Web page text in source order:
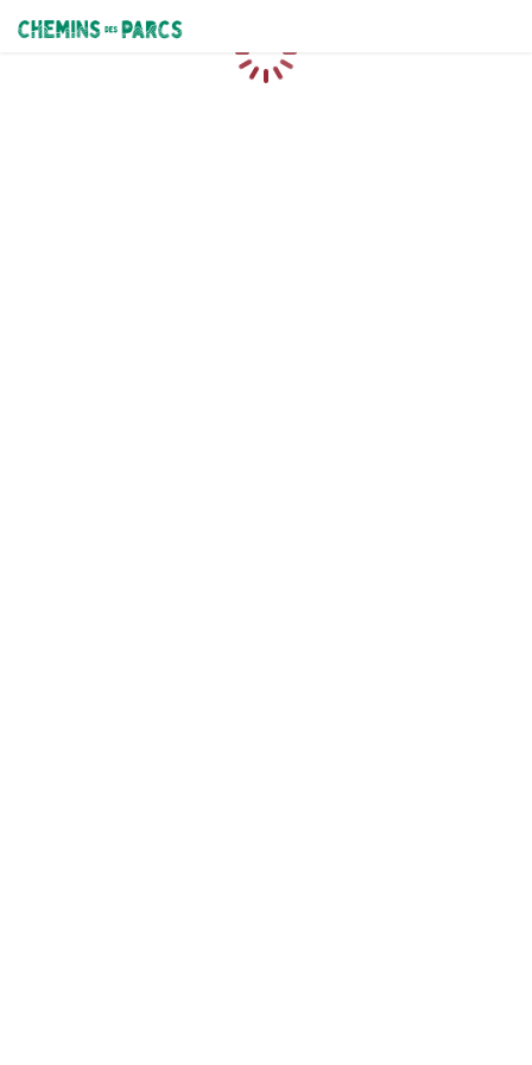
Chemins des Parcs
Loading